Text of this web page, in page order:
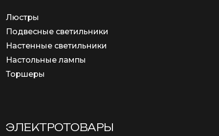
Люстры
Подвесные светильники
Настенные светильники
Настольные лампы
Торшеры
ЭЛЕКТРОТОВАРЫ